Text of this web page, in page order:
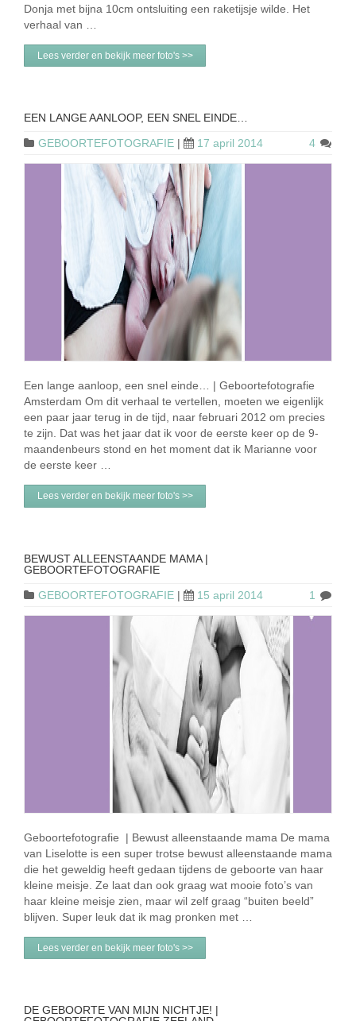
Donja met bijna 10cm ontsluiting een raketijsje wilde. Het
verhaal van …
Lees verder en bekijk meer foto's >>
EEN LANGE AANLOOP, EEN SNEL EINDE…
GEBOORTEFOTOGRAFIE | 17 april 2014 4
Een lange aanloop, een snel einde… | Geboortefotografie
Amsterdam Om dit verhaal te vertellen, moeten we eigenlijk
een paar jaar terug in de tijd, naar februari 2012 om precies
te zijn. Dat was het jaar dat ik voor de eerste keer op de 9-
maandenbeurs stond en het moment dat ik Marianne voor
de eerste keer …
Lees verder en bekijk meer foto's >>
BEWUST ALLEENSTAANDE MAMA |
GEBOORTEFOTOGRAFIE
GEBOORTEFOTOGRAFIE | 15 april 2014 1
Geboortefotografie | Bewust alleenstaande mama De mama
van Liselotte is een super trotse bewust alleenstaande mama
die het geweldig heeft gedaan tijdens de geboorte van haar
kleine meisje. Ze laat dan ook graag wat mooie foto’s van
haar kleine meisje zien, maar wil zelf graag “buiten beeld”
blijven. Super leuk dat ik mag pronken met …
Lees verder en bekijk meer foto's >>
DE GEBOORTE VAN MIJN NICHTJE! |